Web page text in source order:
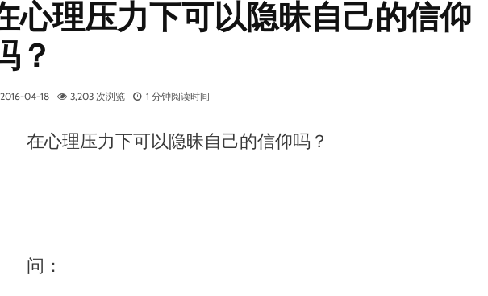
心理压力下可以隐昧自己的信仰
？
2016-04-18 3,203 次浏览 1 分钟阅读时间
在心理压力下可以隐昧自己的信仰吗？
问：